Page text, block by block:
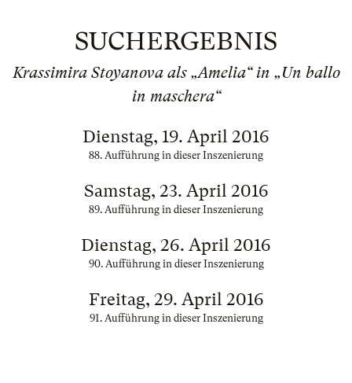
SUCHERGEBNIS
Krassimira Stoyanova als „Amelia“ in „Un ballo
in maschera“
Dienstag, 19. April 2016
88. Aufführung in dieser Inszenierung
Samstag, 23. April 2016
89. Aufführung in dieser Inszenierung
Dienstag, 26. April 2016
90. Aufführung in dieser Inszenierung
Freitag, 29. April 2016
91. Aufführung in dieser Inszenierung